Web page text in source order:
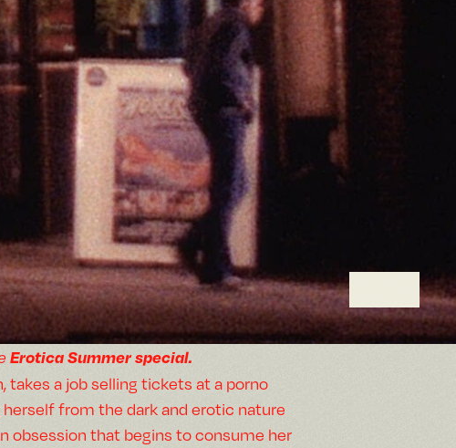
Erotica Summer special.
takes a job selling tickets at a porno
herself from the dark and erotic nature
obsession that begins to consume her